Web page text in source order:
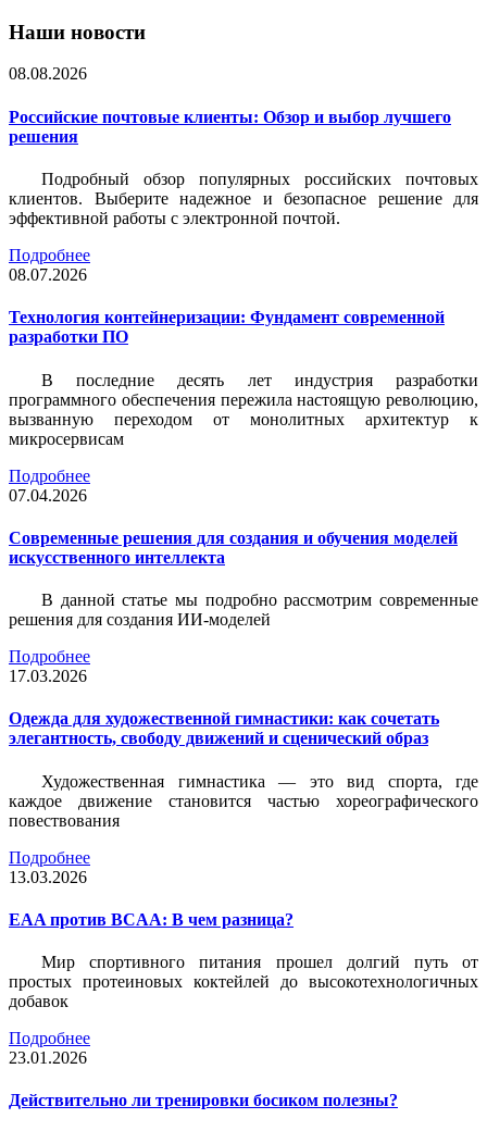
Наши новости
08.08.2026
Российские почтовые клиенты: Обзор и выбор лучшего
решения
Подробный обзор популярных российских почтовых
клиентов. Выберите надежное и безопасное решение для
эффективной работы с электронной почтой.
Подробнее
08.07.2026
Технология контейнеризации: Фундамент современной
разработки ПО
В последние десять лет индустрия разработки
программного обеспечения пережила настоящую революцию,
вызванную переходом от монолитных архитектур к
микросервисам
Подробнее
07.04.2026
Современные решения для создания и обучения моделей
искусственного интеллекта
В данной статье мы подробно рассмотрим современные
решения для создания ИИ-моделей
Подробнее
17.03.2026
Одежда для художественной гимнастики: как сочетать
элегантность, свободу движений и сценический образ
Художественная гимнастика — это вид спорта, где
каждое движение становится частью хореографического
повествования
Подробнее
13.03.2026
EAA против BCAA: В чем разница?
Мир спортивного питания прошел долгий путь от
простых протеиновых коктейлей до высокотехнологичных
добавок
Подробнее
23.01.2026
Действительно ли тренировки босиком полезны?